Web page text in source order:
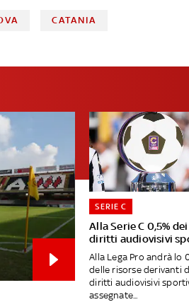
CATANIA
Alla Serie C 0,5% dei
diritti audiovisivi
SERIE C
Alla Lega Pro andrà lo
delle risorse derivanti
diritti audiovisivi
assegnate...